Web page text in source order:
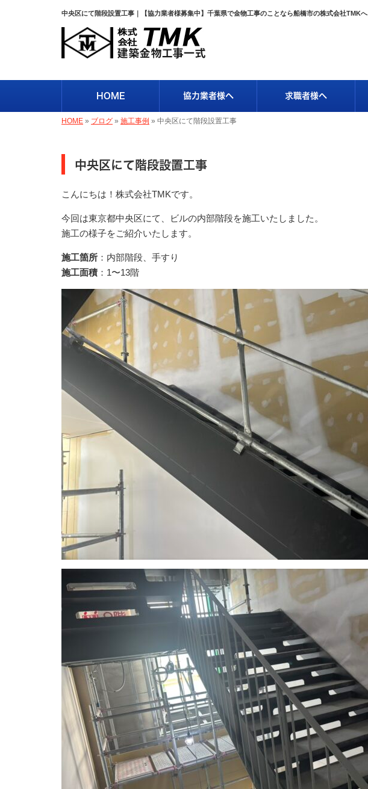
中央区にて階段設置工事｜【協力業者様募集中】千葉県で金物工事のことなら船橋市の株式会社TMKへ
HOME 協力業者様へ 求職者様へ
HOME » ブログ » 施工事例 » 中央区にて階段設置工事
中央区にて階段設置工事
こんにちは！株式会社TMKです。
今回は東京都中央区にて、ビルの内部階段を施工いたしました。
施工の様子をご紹介いたします。
施工箇所 ：内部階段、手すり
施工面積：1〜13階